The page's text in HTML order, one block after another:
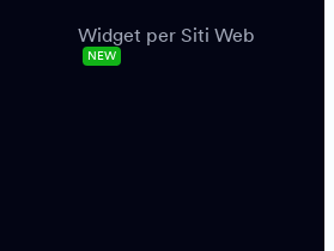
Widget per Siti Web
NEW